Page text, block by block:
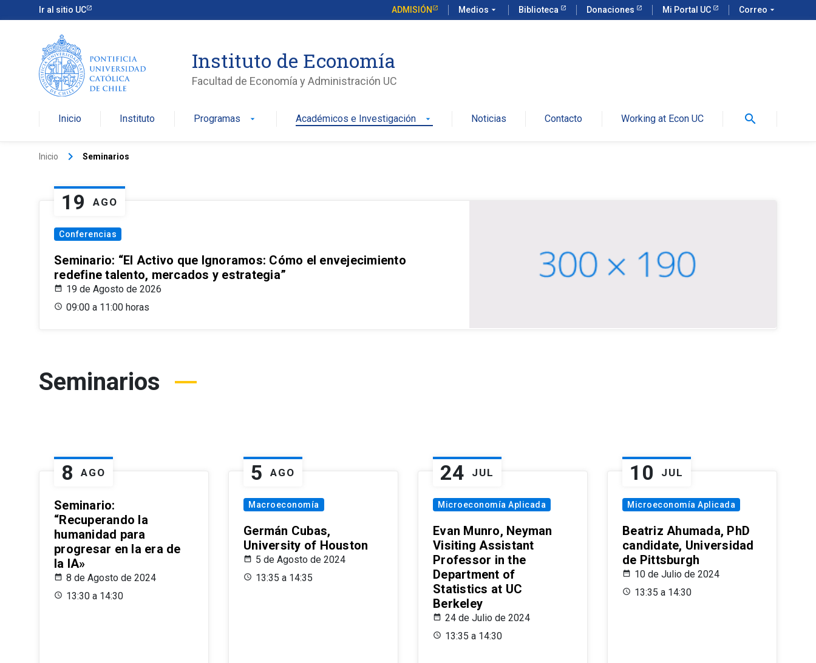
Ir al sitio UC ADMISIÓN Medios arrow_drop_down Biblioteca Donaciones Mi Portal UC Correo arrow_drop_down
Instituto de Economía
Facultad de Economía y Administración UC
Inicio Instituto Programas arrow_drop_down Académicos e Investigación arrow_drop_down Noticias Contacto Working at Econ UC search
Inicio keyboard_arrow_right Seminarios
19 AGO
Conferencias
Seminario: “El Activo que Ignoramos: Cómo el envejecimiento
redefine talento, mercados y estrategia”
19 de Agosto de 2026
09:00 a 11:00 horas
Seminarios
8 AGO
Seminario:
“Recuperando la
humanidad para
progresar en la era de
la IA»
8 de Agosto de 2024
13:30 a 14:30
5 AGO
Macroeconomía
Germán Cubas,
University of Houston
5 de Agosto de 2024
13:35 a 14:35
24 JUL
Microeconomía Aplicada
Evan Munro, Neyman
Visiting Assistant
Professor in the
Department of
Statistics at UC
Berkeley
24 de Julio de 2024
13:35 a 14:30
10 JUL
Microeconomía Aplicada
Beatriz Ahumada, PhD
candidate, Universidad
de Pittsburgh
10 de Julio de 2024
13:35 a 14:30